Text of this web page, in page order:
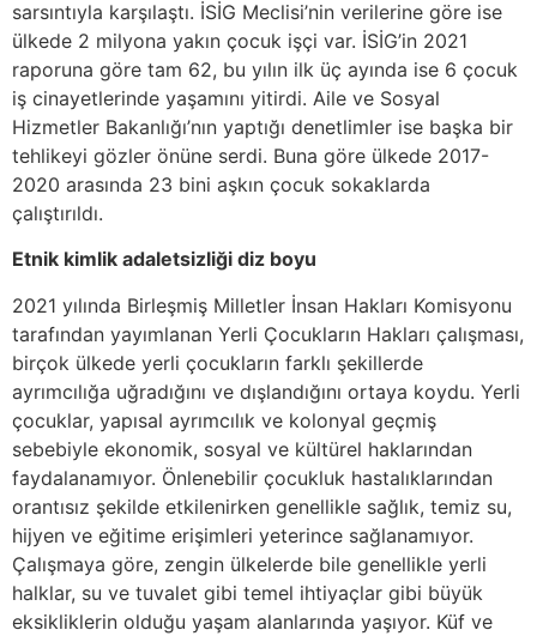
sarsıntıyla karşılaştı. İSİG Meclisi’nin verilerine göre ise
ülkede 2 milyona yakın çocuk işçi var. İSİG’in 2021
raporuna göre tam 62, bu yılın ilk üç ayında ise 6 çocuk
iş cinayetlerinde yaşamını yitirdi. Aile ve Sosyal
Hizmetler Bakanlığı’nın yaptığı denetlimler ise başka bir
tehlikeyi gözler önüne serdi. Buna göre ülkede 2017-
2020 arasında 23 bini aşkın çocuk sokaklarda
çalıştırıldı.
Etnik kimlik adaletsizliği diz boyu
2021 yılında Birleşmiş Milletler İnsan Hakları Komisyonu
tarafından yayımlanan Yerli Çocukların Hakları çalışması,
birçok ülkede yerli çocukların farklı şekillerde
ayrımcılığa uğradığını ve dışlandığını ortaya koydu. Yerli
çocuklar, yapısal ayrımcılık ve kolonyal geçmiş
sebebiyle ekonomik, sosyal ve kültürel haklarından
faydalanamıyor. Önlenebilir çocukluk hastalıklarından
orantısız şekilde etkilenirken genellikle sağlık, temiz su,
hijyen ve eğitime erişimleri yeterince sağlanamıyor.
Çalışmaya göre, zengin ülkelerde bile genellikle yerli
halklar, su ve tuvalet gibi temel ihtiyaçlar gibi büyük
eksikliklerin olduğu yaşam alanlarında yaşıyor. Küf ve